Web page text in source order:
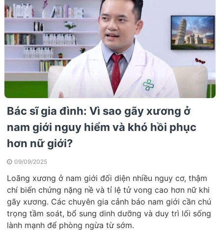
Bác sĩ gia đình: Vì sao gãy xương ở
nam giới nguy hiểm và khó hồi phục
hơn nữ giới?
09/09/2025
Loãng xương ở nam giới đối diện nhiều nguy cơ, thậm
chí biến chứng nặng nề và tỉ lệ tử vong cao hơn nữ khi
gãy xương. Các chuyên gia cảnh báo nam giới cần chú
trọng tầm soát, bổ sung dinh dưỡng và duy trì lối sống
lành mạnh để phòng ngừa từ sớm.